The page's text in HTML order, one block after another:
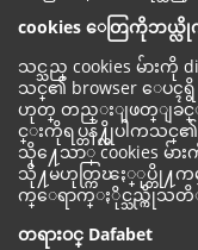
cookies ေတြကိုဘယ္လိုကို
သင္သည္ cookies မ်ားကို
သင္၏ browser ေပၚရွိ
ဟုတ္ တည္းျဖတ္ျခင္း
င္းကိုရပ္တန႔္လိုပါကသင္
သို႔ေသာ္ cookies မ်ာ
သို႔မဟုတ္ကြၽႏ္ုပ္တို႔က
က္ေရာက္ႏိုင္သည္ကိုသတိျ
တရားဝင္ Dafabet